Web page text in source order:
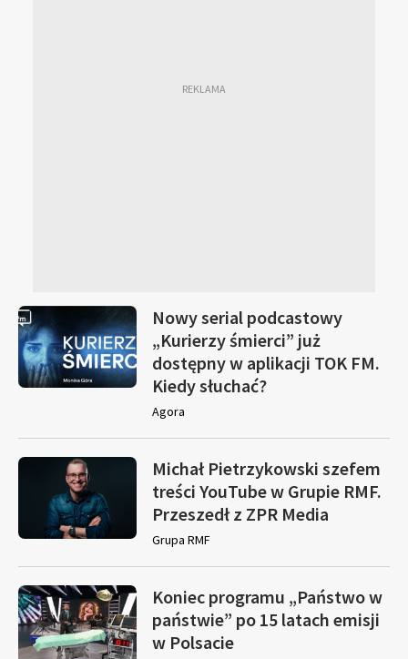
Nowy serial podcastowy
„Kurierzy śmierci” już
dostępny w aplikacji TOK FM.
Kiedy słuchać?
Agora
Michał Pietrzykowski szefem
treści YouTube w Grupie RMF.
Przeszedł z ZPR Media
Grupa RMF
Koniec programu „Państwo w
państwie” po 15 latach emisji
w Polsacie